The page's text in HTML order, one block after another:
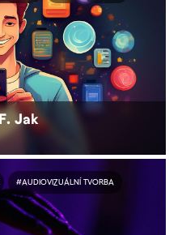
Jak
#AUDIOVIZUÁLNÍ TVORBA